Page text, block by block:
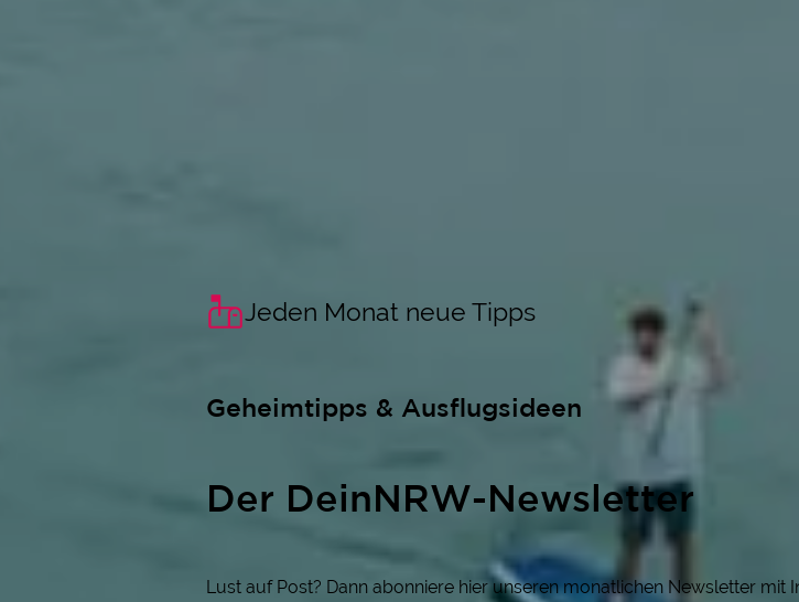
Jeden Monat neue Tipps
Geheimtipps & Ausflugsideen
Der DeinNRW-Newsletter
Lust auf Post? Dann abonniere hier unseren monatlichen Newsletter